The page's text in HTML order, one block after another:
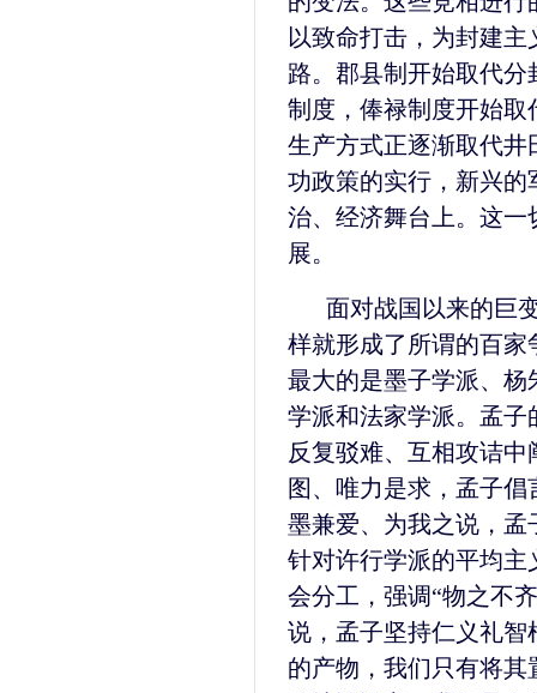
以致命打击，为封建
路。郡县制开始取代
制度，俸禄制度开始
生产方式正逐渐取代
功政策的实行，新兴
治、经济舞台上。这
展。
面对战国以来的巨
样就形成了所谓的百
最大的是墨子学派、
学派和法家学派。孟
反复驳难、互相攻诘
图、唯力是求，孟子
墨兼爱、为我之说，
针对许行学派的平均
会分工，强调“物之不
说，孟子坚持仁义礼
的产物，我们只有将